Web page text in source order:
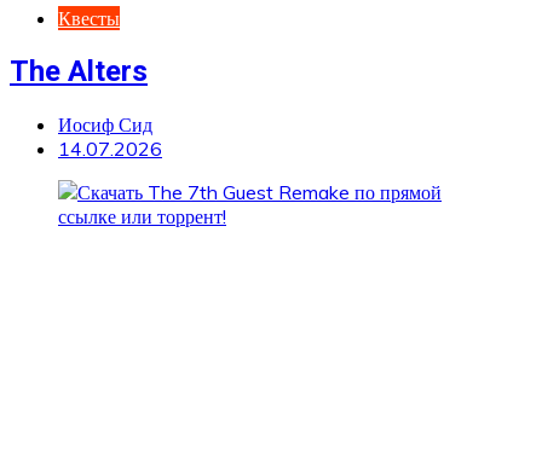
Квесты
The Alters
Иосиф Сид
14.07.2026